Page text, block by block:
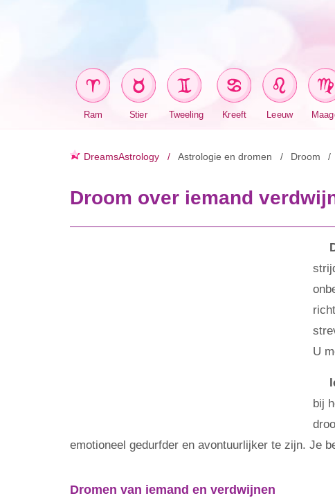
Ram Stier Tweeling Kreeft Leeuw
DreamsAstrology Astrologie en dromen Droom
Droom over iemand
U
bij
emotioneel gedurfder en avontuurlijker te zijn. Je
Dromen van iemand en verdwijnen